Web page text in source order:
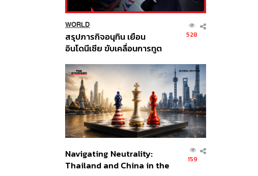
WORLD
สรุปภารกิจอนุทิน เยือน
อินโดนีเซีย ขับเคลื่อนการทูต
ส่วนยุทธศาสตร์ไทย –
อินโดนีเซีย
528
Navigating Neutrality:
Thailand and China in the
159